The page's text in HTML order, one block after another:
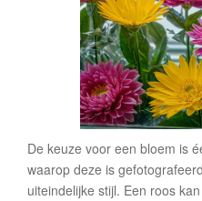
De keuze voor een bloem is
waarop deze is
uiteindelijke stijl. Een roos